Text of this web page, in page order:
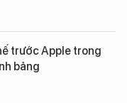
trước Apple trong
bảng